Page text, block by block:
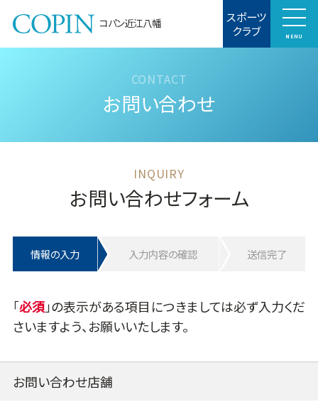
コパン近江八幡 スポーツ
クラブ MENU
お問い合わせ
お問い合わせフォーム
情報の入力 入力内容の確認 送信完了
「
」の表示がある項目につきましては必ず入力くだ
さいますよう、お願いいたします。
お問い合わせ店舗